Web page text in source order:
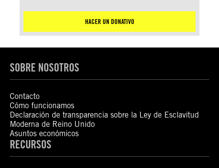
HACER UN DONATIVO
SOBRE NOSOTROS
Contacto
Cómo funcionamos
Declaración de transparencia sobre la Ley de Esclavitud
Moderna de Reino Unido
Asuntos económicos
RECURSOS